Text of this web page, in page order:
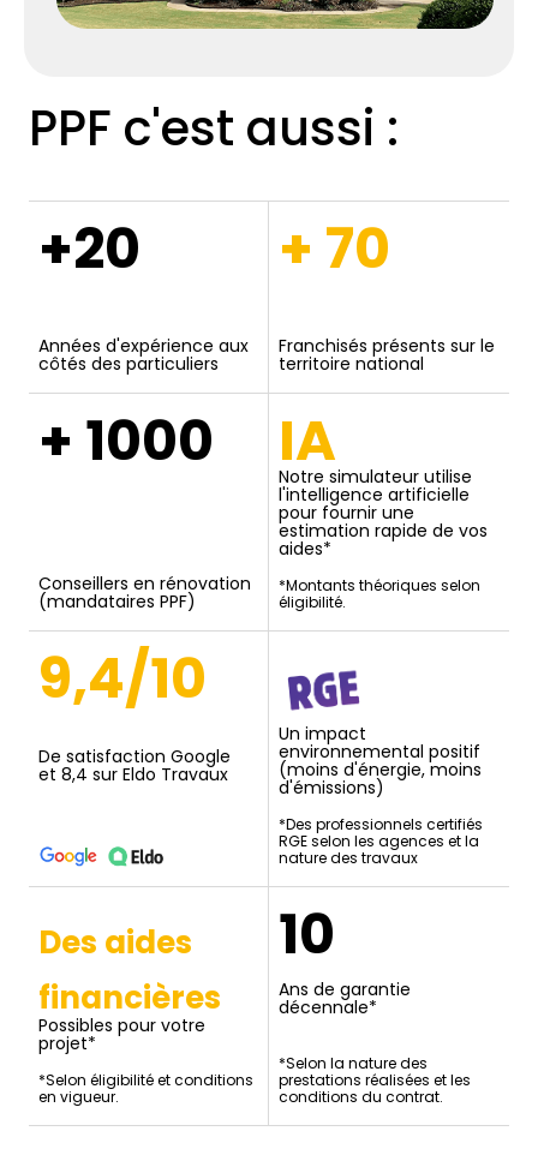
PPF c'est aussi :
+20
Années d'expérience aux
côtés des particuliers
+ 70
Franchisés présents sur le
territoire national
+ 1000
Conseillers en rénovation
(mandataires PPF)
IA
Notre simulateur utilise
l'intelligence artificielle
pour fournir une
estimation rapide de vos
aides*
*Montants théoriques selon
éligibilité.
9,4/10
De satisfaction Google
et 8,4 sur Eldo Travaux
Un impact
environnemental positif
(moins d'énergie, moins
d'émissions)
*Des professionnels certifiés
RGE selon les agences et la
nature des travaux
Des aides
financières
Possibles pour votre
projet*
*Selon éligibilité et conditions
en vigueur.
10
Ans de garantie
décennale*
*Selon la nature des
prestations réalisées et les
conditions du contrat.